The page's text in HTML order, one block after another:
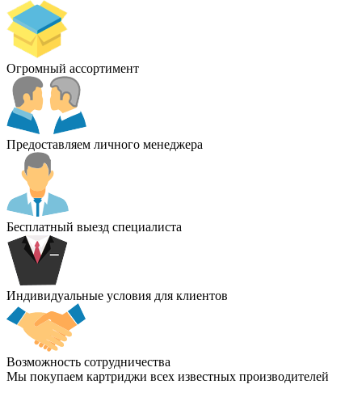
Огромный ассортимент
Предоставляем личного менеджера
Бесплатный выезд специалиста
Индивидуальные условия для клиентов
Возможность сотрудничества
Мы покупаем картриджи всех известных производителей